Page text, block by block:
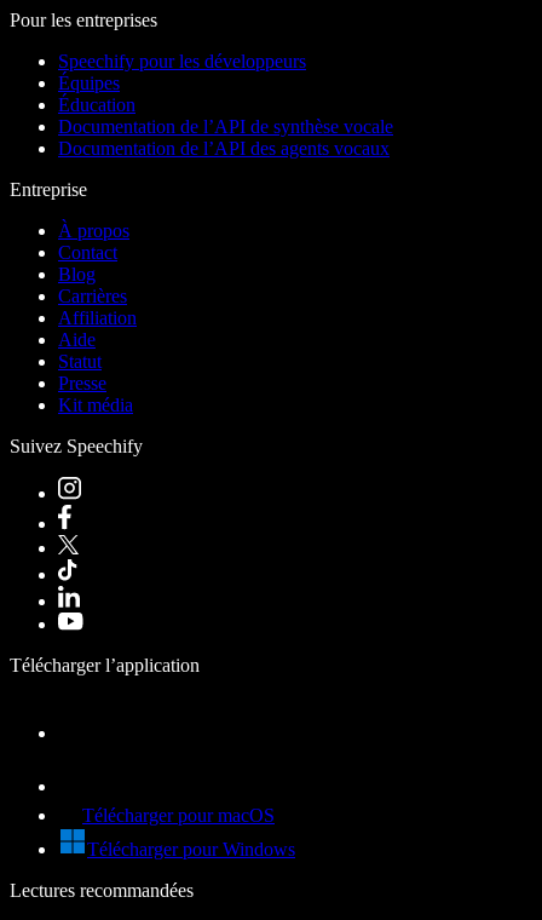
Pour les entreprises
Speechify pour les développeurs
Équipes
Éducation
Documentation de l’API de synthèse vocale
Documentation de l’API des agents vocaux
Entreprise
À propos
Contact
Blog
Carrières
Affiliation
Aide
Statut
Presse
Kit média
Suivez Speechify
Télécharger l’application
Télécharger pour macOS
Télécharger pour Windows
Lectures recommandées